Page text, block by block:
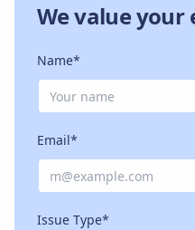
We value your
Name*
Email*
Issue Type*